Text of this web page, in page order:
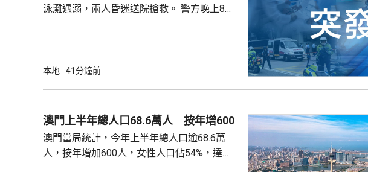
泳灘遇溺，兩人昏迷送院搶救。 警方晚上8時
本地 41分鐘前
澳門上半年總人口68.6萬人 按年增600
澳門當局統計，今年上半年總人口逾68.6萬
人，按年增加600人，女性人口佔54%，達